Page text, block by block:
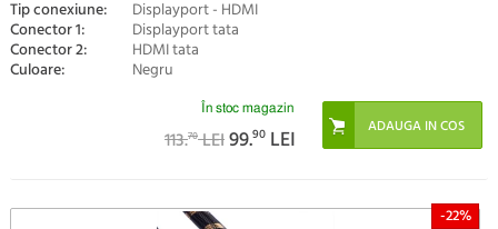
Tip conexiune: Displayport - HDMI
Conector 1: Displayport tata
Conector 2: HDMI tata
Culoare: Negru
În stoc magazin
113.70LEI99.90 LEI
-22%